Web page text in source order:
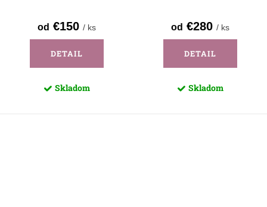
od €150 / ks
DETAIL
Skladom
od €280 / ks
DETAIL
Skladom